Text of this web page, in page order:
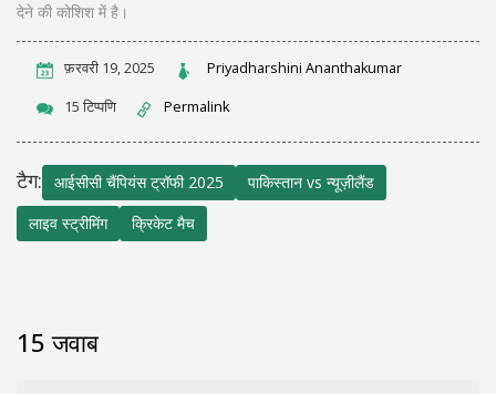
देने की कोशिश में है।
फ़रवरी 19, 2025 Priyadharshini Ananthakumar
15 टिप्पणि Permalink
टैग: आईसीसी चैंपियंस ट्रॉफी 2025
पाकिस्तान vs न्यूज़ीलैंड
लाइव स्ट्रीमिंग
क्रिकेट मैच
15 जवाब